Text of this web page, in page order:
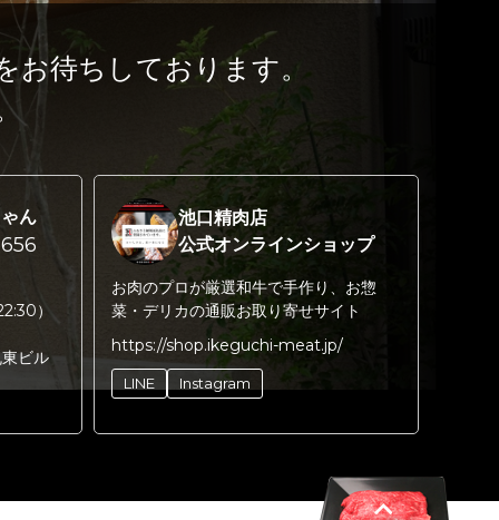
お待ちしております。
ん
）
ビル
池口精肉店
公式オンラインショップ
お肉のプロが厳選和牛で手作り、お惣
菜・デリカの通販お取り寄せサイト
https://shop.ikeguchi-meat.jp/
LINE Instagram